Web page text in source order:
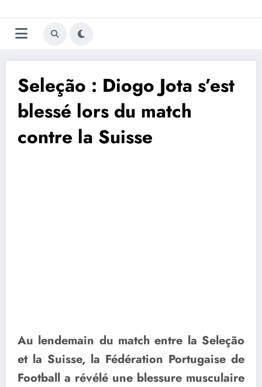
au
contenu
Trivela
L'actualité du football
Seleção : Diogo Jota s’est
blessé lors du match
contre la Suisse
Au lendemain du match entre la Seleção
et la Suisse, la Fédération Portugaise de
Football a révélé une blessure musculaire